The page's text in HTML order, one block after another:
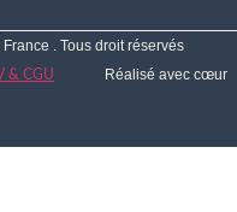
France . Tous droit réservés
& CGU
Réalisé avec cœur